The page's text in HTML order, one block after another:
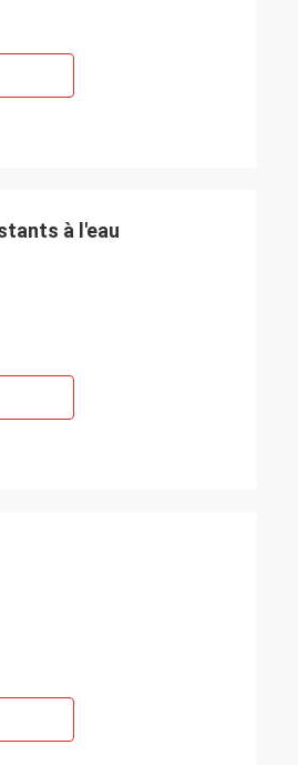
à l'eau